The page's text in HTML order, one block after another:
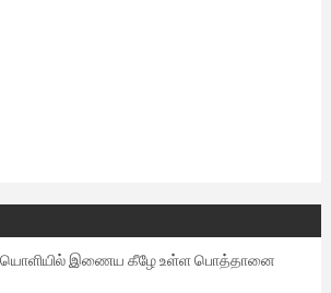
இணைய கீழே உள்ள பொத்தானை